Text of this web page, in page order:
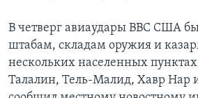
В четверг авиаудары ВВС США
штабам, складам оружия и
нескольких населенных
Талалин, Тель-Малид, Хавр Нар